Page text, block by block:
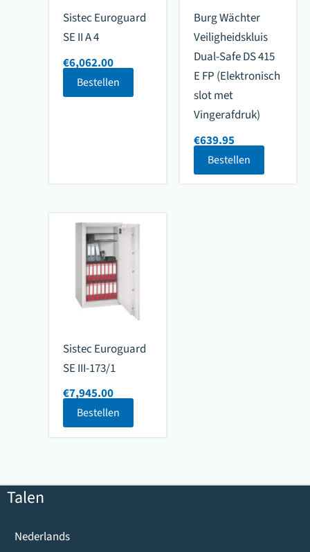
Sistec Euroguard
SE II A 4
€6,062.00
Bestellen
Burg Wächter
Veiligheidskluis
Dual-Safe DS 415
E FP (Elektronisch
slot met
Vingerafdruk)
€639.95
Bestellen
Sistec Euroguard
SE III-173/1
€7,945.00
Bestellen
Talen
Nederlands